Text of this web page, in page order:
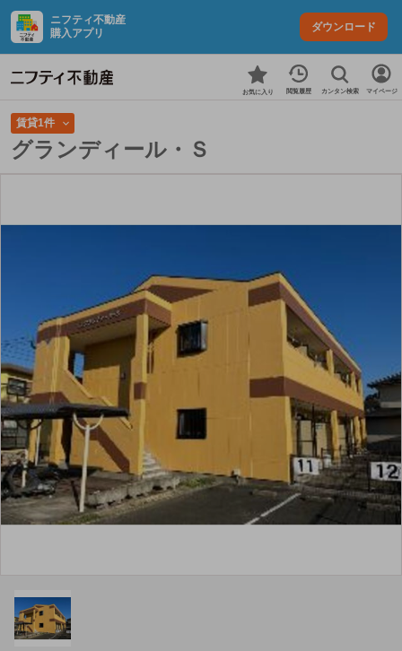
ニフティ不動産
購入アプリ
ダウンロード
お気に入り 閲覧履歴 カンタン検索 マイページ
賃貸1件
グランディール・Ｓ